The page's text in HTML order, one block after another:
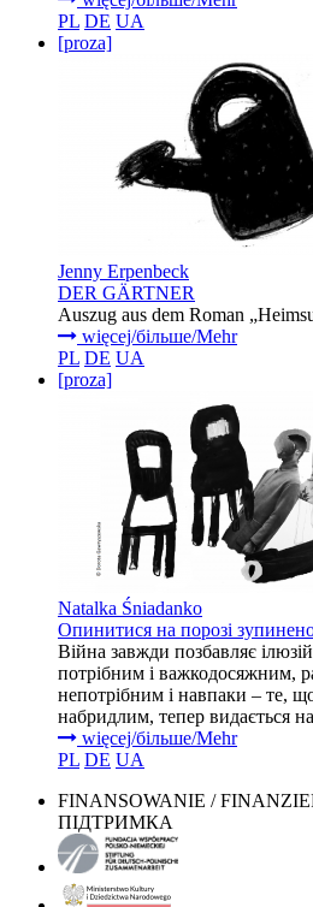
PL DE UA
[proza]
Jenny Erpenbeck
DER GÄRTNER
Auszug aus dem Roman
więcej/більше/Mehr
PL DE UA
[proza]
Natalka Śniadanko
Опинитися на порозі
Війна завжди позбавляє
потрібним і важкодосяжним,
непотрібним і навпаки – те,
набридлим, тепер видається
więcej/більше/Mehr
PL DE UA
FINANSOWANIE /
ПІДТРИМКА